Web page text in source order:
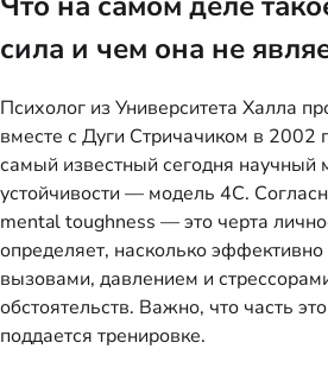
сила и чем она не
Психолог из Университета Халла
вместе с Дуги Стричачиком в 2002
самый известный сегодня научный
устойчивости — модель 4C.
mental toughness — это черта
определяет, насколько
вызовами, давлением и
обстоятельств. Важно, что часть
поддается тренировке.